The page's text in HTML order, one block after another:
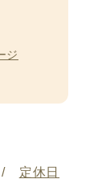
ジ
定休日